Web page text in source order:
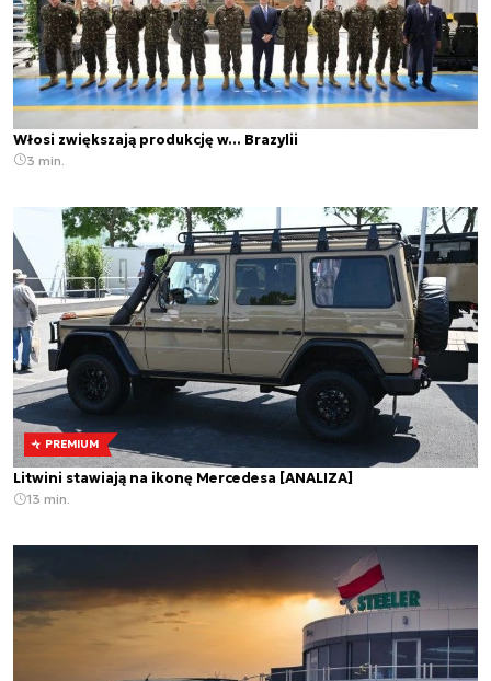
Włosi zwiększają produkcję w... Brazylii
3 min.
PREMIUM
Litwini stawiają na ikonę Mercedesa [ANALIZA]
13 min.